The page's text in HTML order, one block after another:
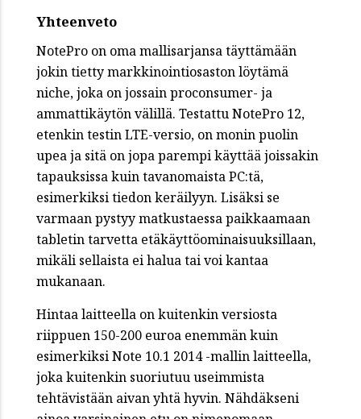
Yhteenveto
NotePro on oma mallisarjansa täyttämään
jokin tietty markkinointiosaston löytämä
niche, joka on jossain proconsumer- ja
ammattikäytön välillä. Testattu NotePro 12,
etenkin testin LTE-versio, on monin puolin
upea ja sitä on jopa parempi käyttää joissakin
tapauksissa kuin tavanomaista PC:tä,
esimerkiksi tiedon keräilyyn. Lisäksi se
varmaan pystyy matkustaessa paikkaamaan
tabletin tarvetta etäkäyttöominaisuuksillaan,
mikäli sellaista ei halua tai voi kantaa
mukanaan.
Hintaa laitteella on kuitenkin versiosta
riippuen 150-200 euroa enemmän kuin
esimerkiksi Note 10.1 2014 -mallin laitteella,
joka kuitenkin suoriutuu useimmista
tehtävistään aivan yhtä hyvin. Nähdäkseni